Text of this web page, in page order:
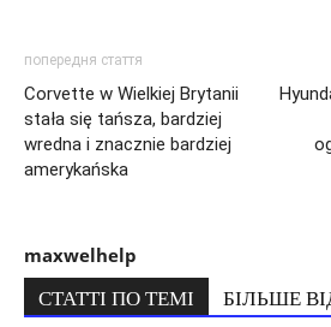
попередня стаття
Corvette w Wielkiej Brytanii
stała się tańsza, bardziej
wredna i znacznie bardziej
amerykańska
maxwelhelp
СТАТТІ ПО ТЕМІ БІЛЬШЕ